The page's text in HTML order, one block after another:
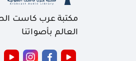
مكتبة عرب كاست
العالم بأصواتنا